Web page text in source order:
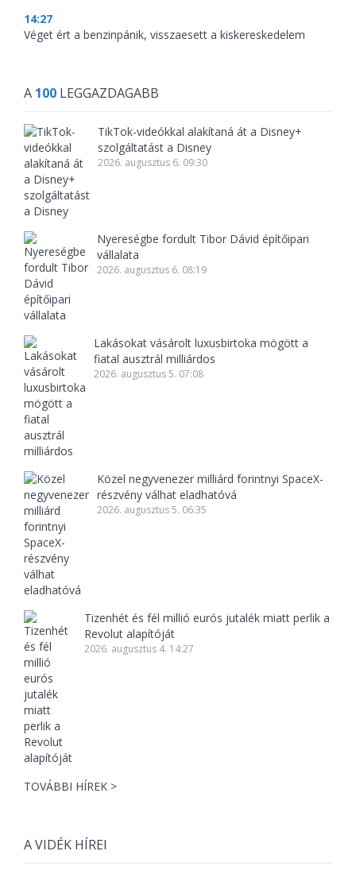
14:27
Véget ért a benzinpánik, visszaesett a kiskereskedelem
A 100 LEGGAZDAGABB
TikTok-videókkal alakítaná át a Disney+
szolgáltatást a Disney
2026. augusztus 6. 09:30
Nyereségbe fordult Tibor Dávid építőipari
vállalata
2026. augusztus 6. 08:19
Lakásokat vásárolt luxusbirtoka mögött a
fiatal ausztrál milliárdos
2026. augusztus 5. 07:08
Közel negyvenezer milliárd forintnyi SpaceX-
részvény válhat eladhatóvá
2026. augusztus 5. 06:35
Tizenhét és fél millió eurós jutalék miatt perlik a
Revolut alapítóját
2026. augusztus 4. 14:27
TOVÁBBI HÍREK >
A VIDÉK HÍREI